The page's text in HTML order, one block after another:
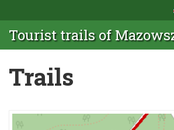
Tourist trails of
Trails